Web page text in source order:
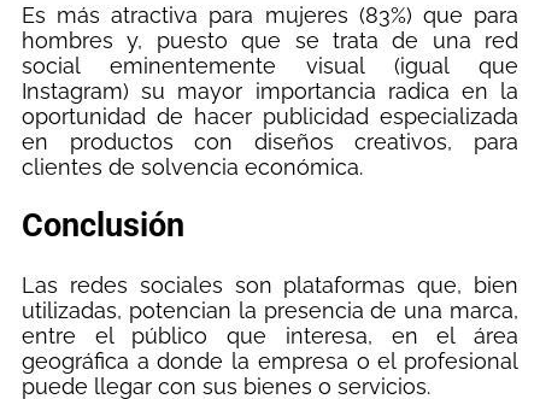
Es más atractiva para mujeres (83%) que para
hombres y, puesto que se trata de una red
social eminentemente visual (igual que
Instagram) su mayor importancia radica en la
oportunidad de hacer publicidad especializada
en productos con diseños creativos, para
clientes de solvencia económica.
Conclusión
Las redes sociales son plataformas que, bien
utilizadas, potencian la presencia de una marca,
entre el público que interesa, en el área
geográfica a donde la empresa o el profesional
puede llegar con sus bienes o servicios.